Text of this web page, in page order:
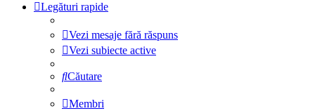
Legături rapide
Vezi mesaje fără răspuns
Vezi subiecte active
Căutare
Membri